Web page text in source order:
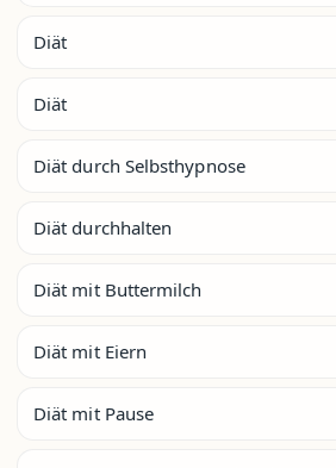
Diät
Diät
Diät durch Selbsthypnose
Diät durchhalten
Diät mit Buttermilch
Diät mit Eiern
Diät mit Pause